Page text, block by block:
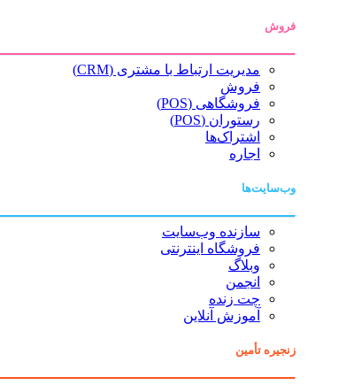
فروش
مدیریت ارتباط با مشتری (CRM)
فروش
فروشگاهی (POS)
رستوران (POS)
اشتراک‌ها
اجاره
وب‌سایت‌ها
سازنده وب‌سایت
فروشگاه اینترنتی
وبلاگ
انجمن
چت زنده
آموزش آنلاین
زنجیره تأمین